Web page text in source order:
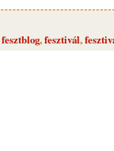
fesztblog,fesztivál,